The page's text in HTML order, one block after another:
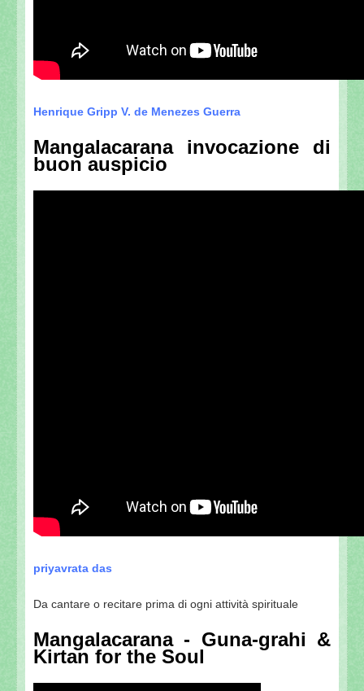
Henrique Gripp V. de Menezes Guerra
Mangalacarana invocazione di
buon auspicio
priyavrata das
Da cantare o recitare prima di ogni attività spirituale
Mangalacarana - Guna-grahi &
Kirtan for the Soul